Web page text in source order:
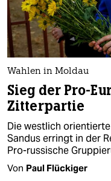
Wahlen in Moldau
Sieg der Pro-
Zitterpartie
Die westlich
Sandus erringt in der
Pro-russische
Von Paul Flückiger